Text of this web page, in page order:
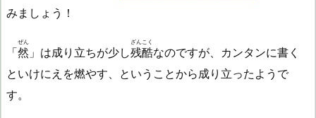
みましょう！
「然
ぜん
」は成り立ちが少し残酷
ざんこく
なのですが、カンタンに書く
といけにえを燃やす、ということから成り立ったようで
す。